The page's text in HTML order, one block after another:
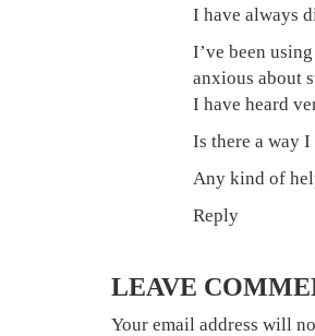
I have always
I’ve been
anxious about
I have heard
Is there a way
Any kind of
Reply
LEAVE
Your email address will